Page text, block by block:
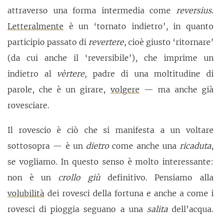
attraverso una forma intermedia come reversius.
Letteralmente è un ‘tornato indietro’, in quanto
participio passato di revertere, cioè giusto ‘ritornare’
(da cui anche il ‘reversibile’), che imprime un
indietro al vèrtere, padre di una moltitudine di
parole, che è un girare, volgere — ma anche già
rovesciare.
Il rovescio è ciò che si manifesta a un voltare
sottosopra — è un dietro come anche una ricaduta,
se vogliamo. In questo senso è molto interessante:
non è un crollo giùdefinitivo. Pensiamo alla
volubilità dei rovesci della fortuna e anche a come i
rovesci di pioggia seguano a una salitadell’acqua.